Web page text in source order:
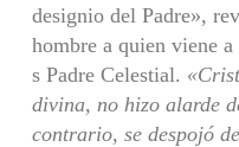
designio del Padre»,
hombre a quien viene
s Padre Celestial.
divina, no hizo alarde
contrario, se despojó